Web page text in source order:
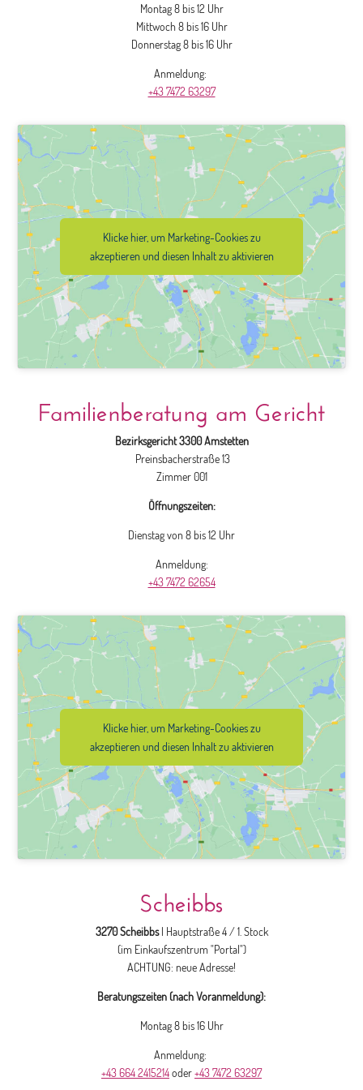
Montag 8 bis 12 Uhr
Mittwoch 8 bis 16 Uhr
Donnerstag 8 bis 16 Uhr
Anmeldung:
+43 7472 63297
Klicke hier, um Marketing-Cookies zu
akzeptieren und diesen Inhalt zu aktivieren
Familienberatung am Gericht
Bezirksgericht 3300 Amstetten
Preinsbacherstraße 13
Zimmer 001
Öffnungszeiten:
Dienstag von 8 bis 12 Uhr
Anmeldung:
+43 7472 62654
Klicke hier, um Marketing-Cookies zu
akzeptieren und diesen Inhalt zu aktivieren
Scheibbs
3270 Scheibbs| Hauptstraße 4 / 1. Stock
(im Einkaufszentrum "Portal")
ACHTUNG: neue Adresse!
Beratungszeiten (nach Voranmeldung):
Montag 8 bis 16 Uhr
Anmeldung:
+43 664 2415214oder+43 7472 63297